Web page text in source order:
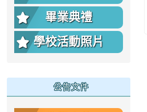
畢業典禮
學校活動照片
公告文件